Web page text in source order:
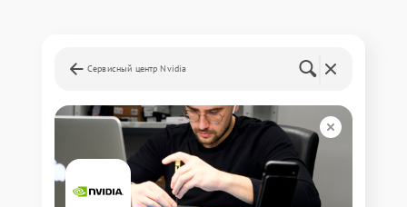
Сервисный центр Nvidia